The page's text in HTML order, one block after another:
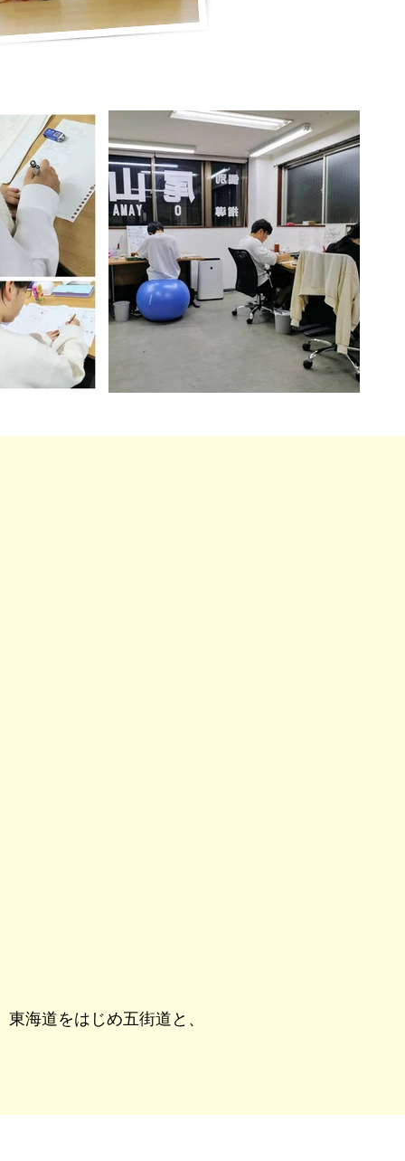
海道をはじめ五街道と、